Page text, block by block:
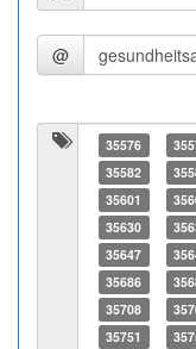
@
35576
35582
35601
35630
35647
35686
35708
35751